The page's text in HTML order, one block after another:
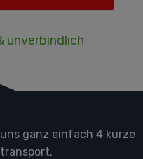
unverbindlich
ganz einfach 4 kurze